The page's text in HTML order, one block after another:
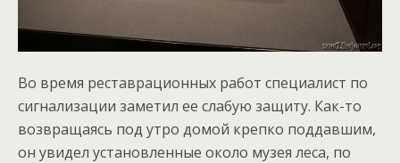
Во время реставрационных работ специалист по
сигнализации заметил еe слабую защиту. Как-то
возвращаясь под утро домой крепко поддавшим,
он увидел установленные около музея леса, по